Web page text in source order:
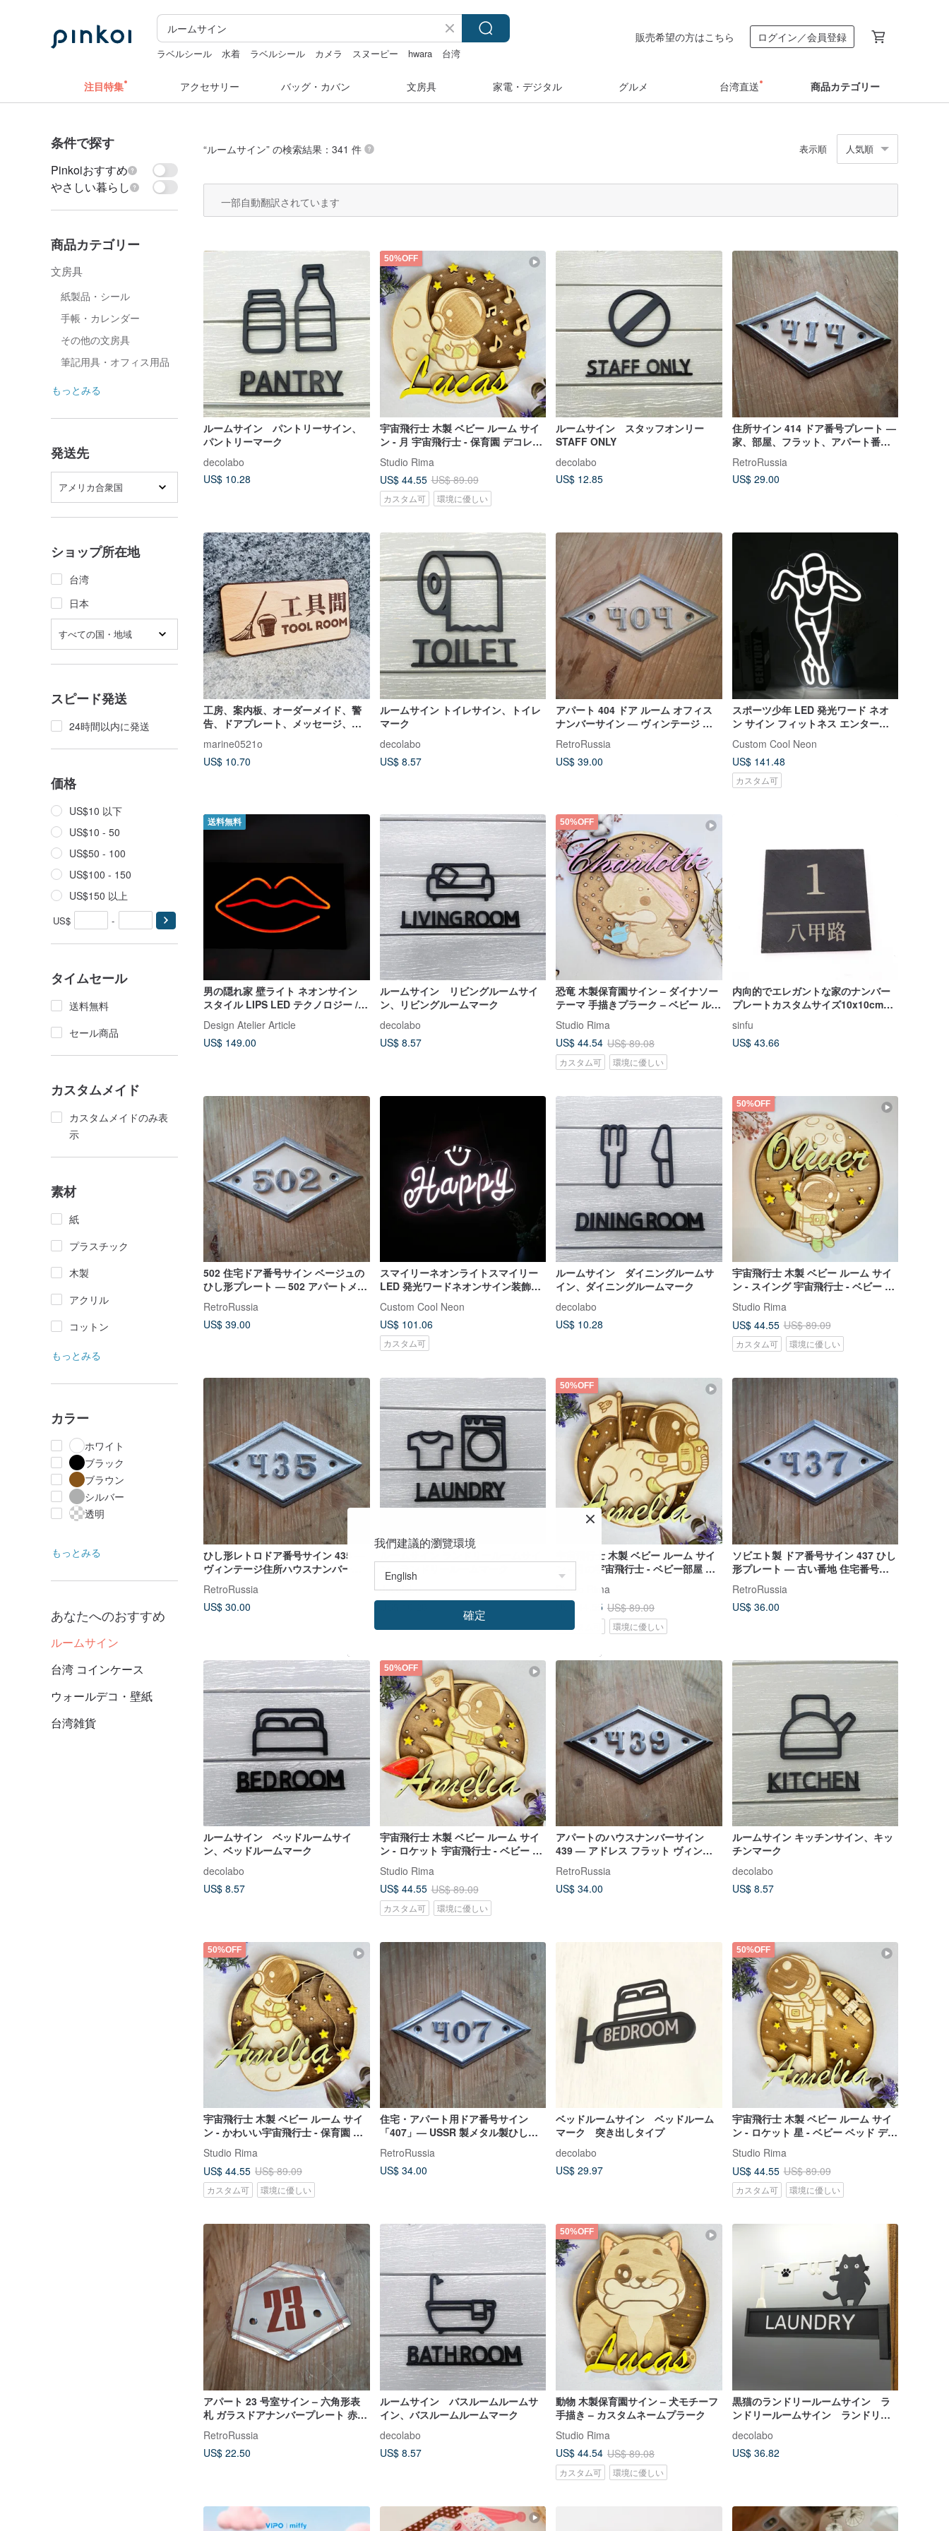
ラベルシール 水着 ラベルシール カメラ スヌーピー hwara
台湾
販売希望の方はこちら ログイン／会員登録
注目特集 アクセサリー バッグ・カバン 文房具 家電・デジタル グルメ 台湾直送 商品カテゴリー
条件で探す
Pinkoiおすすめ
やさしい暮らし
商品カテゴリー
文房具
紙製品・シール
手帳・カレンダー
その他の文房具
筆記用具・オフィス用品
もっとみる
発送先
アメリカ合衆国
ショップ所在地
台湾
日本
すべての国・地域
スピード発送
24時間以内に発送
価格
US$10 以下
US$10 - 50
US$50 - 100
US$100 - 150
US$150 以上
US$ -
タイムセール
送料無料
セール商品
カスタムメイド
カスタムメイドのみ表
示
素材
紙
プラスチック
木製
アクリル
コットン
もっとみる
カラー
ホワイト
ブラック
ブラウン
シルバー
透明
もっとみる
あなたへのおすすめ
ルームサイン
台湾 コインケース
ウォールデコ・壁紙
台湾雑貨
“ルームサイン” の検索結果：341 件 表示順 人気順
一部自動翻訳されています
ルームサイン パントリーサイン、
パントリーマーク
decolabo
US$ 10.28
50%OFF
宇宙飛行士 木製 ベビー ルーム サイ
ン - 月 宇宙飛行士 - 保育園 デコレー
Studio Rima
US$ 44.55 US$ 89.09
カスタム可 環境に優しい
ルームサイン スタッフオンリー
STAFF ONLY
decolabo
US$ 12.85
住所サイン 414 ドア番号プレート —
家、部屋、フラット、アパート番
RetroRussia
US$ 29.00
工房、案内板、オーダーメイド、警
告、ドアプレート、メッセージ、
marine0521o
US$ 10.70
ルームサイン トイレサイン、トイレ
マーク
decolabo
US$ 8.57
アパート 404 ドア ルーム オフィス
ナンバーサイン — ヴィンテージ ハ
RetroRussia
US$ 39.00
スポーツ少年 LED 発光ワード ネオ
ン サイン フィットネス エンターテ
Custom Cool Neon
US$ 141.48
カスタム可
送料無料
男の隠れ家 壁ライト ネオンサイン
スタイル LIPS LED テクノロジー //
送料無料
Design Atelier Article
US$ 149.00
ルームサイン リビングルームサイ
ン、リビングルームマーク
decolabo
US$ 8.57
50%OFF
恐竜 木製保育園サイン – ダイナソー
テーマ 手描きプラーク – ベビー ルー
ム
Studio Rima
US$ 44.54 US$ 89.08
カスタム可 環境に優しい
内向的でエレガントな家のナンバー
プレートカスタムサイズ10x10cm部
屋のナンバープレート部屋のナンバ
ープレートデジタルプレート
sinfu
US$ 43.66
502 住宅ドア番号サイン ベージュの
ひし形プレート — 502 アパートメン
ト ルームナンバープレート
RetroRussia
US$ 39.00
スマイリーネオンライトスマイリー
LED 発光ワードネオンサイン装飾広
告サインルームネオン
Custom Cool Neon
US$ 101.06
カスタム可
ルームサイン ダイニングルームサ
イン、ダイニングルームマーク
decolabo
US$ 10.28
50%OFF
宇宙飛行士 木製 ベビー ルーム サイ
ン - スイング 宇宙飛行士 - ベビー ル
ーム デコレーション - 手描き
Studio Rima
US$ 44.55 US$ 89.09
カスタム可 環境に優しい
ひし形レトロドア番号サイン 435 —
ヴィンテージ住所ハウスナンバープ
RetroRussia
US$ 30.00
decolabo
50%OFF
宇宙飛行士 木製 ベビー ルーム サイ
ン - 月の宇宙飛行士 - ベビー部屋 デ
コレーション - 手描き
Studio Rima
US$ 44.55 US$ 89.09
カスタム可 環境に優しい
ソビエト製 ドア番号サイン 437 ひし
形プレート — 古い番地 住宅番号プ
RetroRussia
US$ 36.00
ルームサイン ベッドルームサイ
ン、ベッドルームマーク
decolabo
US$ 8.57
50%OFF
宇宙飛行士 木製 ベビー ルーム サイ
ン - ロケット 宇宙飛行士 - ベビー ベ
ッド デコレーション - 手描き
Studio Rima
US$ 44.55 US$ 89.09
カスタム可 環境に優しい
アパートのハウスナンバーサイン
439 — アドレス フラット ヴィンテ
ージ ひし形 ナンバープラーク
RetroRussia
US$ 34.00
ルームサイン キッチンサイン、キッ
チンマーク
decolabo
US$ 8.57
50%OFF
宇宙飛行士 木製 ベビー ルーム サイ
ン - かわいい宇宙飛行士 - 保育園 デ
コレーション - 手描き
Studio Rima
US$ 44.55 US$ 89.09
カスタム可 環境に優しい
住宅・アパート用ドア番号サイン
「407」— USSR 製メタル製ひし形
住所プレート
RetroRussia
US$ 34.00
ベッドルームサイン ベッドルーム
マーク 突き出しタイプ
decolabo
US$ 29.97
50%OFF
宇宙飛行士 木製 ベビー ルーム サイ
ン - ロケット 星 - ベビー ベッド デコ
レーション - 手描き
Studio Rima
US$ 44.55 US$ 89.09
カスタム可 環境に優しい
アパート 23 号室サイン – 六角形表
札 ガラスドアナンバープレート 赤い
RetroRussia
US$ 22.50
ルームサイン バスルームルームサ
イン、バスルームルームマーク
decolabo
US$ 8.57
50%OFF
動物 木製保育園サイン – 犬モチーフ
手描き – カスタムネームプラーク
Studio Rima
US$ 44.54 US$ 89.08
カスタム可 環境に優しい
黒猫のランドリールームサイン ラ
ンドリールームサイン ランドリー
decolabo
US$ 36.82
我們建議的瀏覽環境
確定